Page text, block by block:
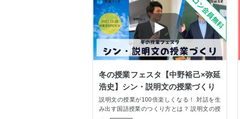
冬の授業フェスタ【中野裕己×弥延
浩史】シン・説明文の授業づくり
説明文の授業が100倍楽しくなる！ 対話を生
み出す国語授業のつくり方とは？ 説明文の授